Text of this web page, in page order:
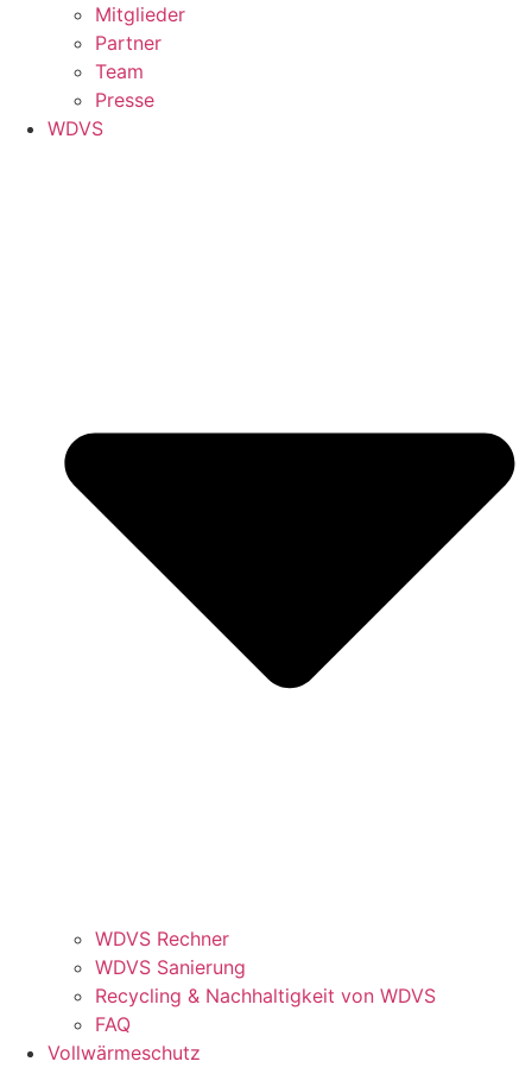
Mitglieder
Partner
Team
Presse
WDVS
WDVS Rechner
WDVS Sanierung
Recycling & Nachhaltigkeit von WDVS
FAQ
Vollwärmeschutz